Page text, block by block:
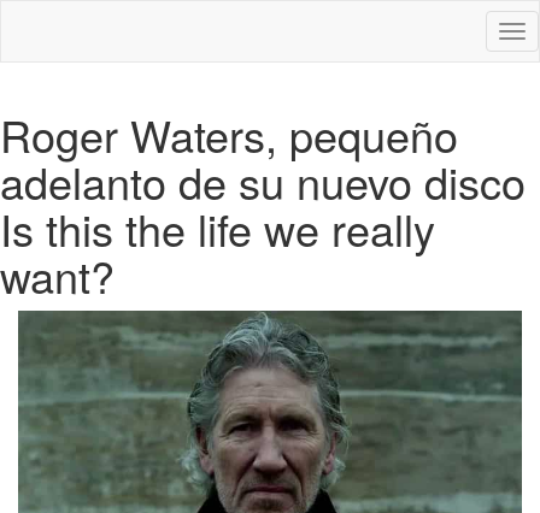
Roger Waters, pequeño
adelanto de su nuevo disco
Is this the life we really
want?